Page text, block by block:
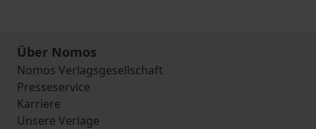
Über Nomos
Nomos Verlagsgesellschaft
Presseservice
Karriere
Unsere Verlage